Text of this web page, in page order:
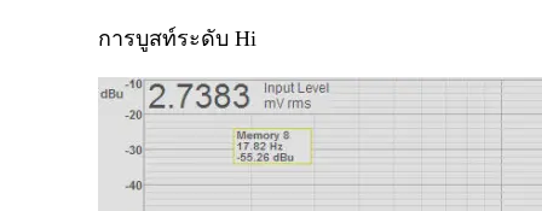
การบูสท์ระดับ Hi